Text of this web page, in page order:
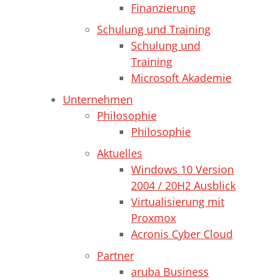
Finanzierung
Schulung und Training
Schulung und
Training
Microsoft Akademie
Unternehmen
Philosophie
Philosophie
Aktuelles
Windows 10 Version
2004 / 20H2 Ausblick
Virtualisierung mit
Proxmox
Acronis Cyber Cloud
Partner
aruba Business